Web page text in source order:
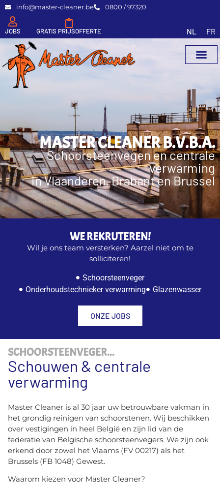
info@master-cleaner.be 0800 / 97320
JOBS GRATIS PRIJSOFFERTE NL FR
MASTER CLEANER B.V.B.A.
Schoorsteenvegen en centrale
verwarming
in Vlaanderen, Brabant en Brussel
WE REKRUTEREN!
Wil je ons team versterken? Aarzel niet om te
solliciteren!
Schoorsteenveger
Onderhoudstechnieker verwarming
Glazenwasser
ONZE JOBS
SCHOORSTEENVEGER...
Schouwen & centrale
verwarming
Master Cleaner is al 30 jaar uw betrouwbare vakman in
het grondig reinigen van schoorstenen. Wij beschikken
over vestigingen in heel België en zijn lid van de
federatie van Belgische schoorsteenvegers. We zijn ook
erkend door zowel het Vlaams (FV 00217) als het
Brussels (FB 1048) Gewest.
Waarom kiezen voor Master Cleaner?